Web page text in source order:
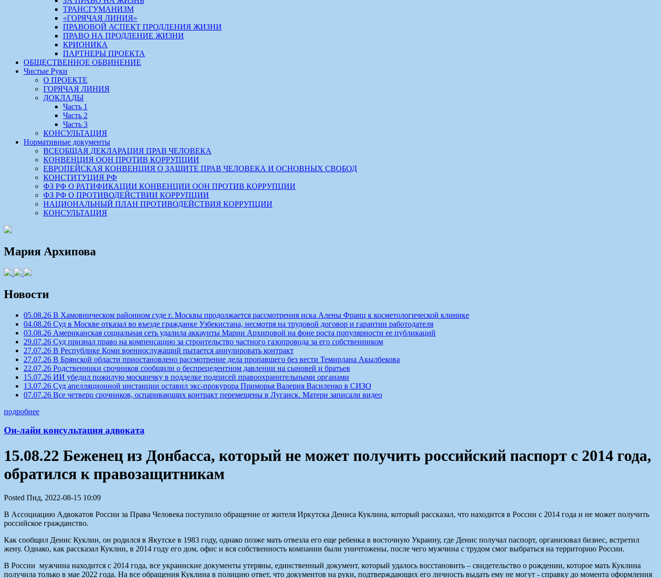
ТРАНСГУМАНИЗМ
«ГОРЯЧАЯ ЛИНИЯ»
ПРАВОВОЙ АСПЕКТ ПРОДЛЕНИЯ ЖИЗНИ
ПРАВО НА ПРОДЛЕНИЕ ЖИЗНИ
КРИОНИКА
ПАРТНЕРЫ ПРОЕКТА
ОБЩЕСТВЕННОЕ ОБВИНЕНИЕ
Чистые Руки
О ПРОЕКТЕ
ГОРЯЧАЯ ЛИНИЯ
ДОКЛАДЫ
Часть 1
Часть 2
Часть 3
КОНСУЛЬТАЦИЯ
Нормативные документы
ВСЕОБЩАЯ ДЕКЛАРАЦИЯ ПРАВ ЧЕЛОВЕКА
КОНВЕНЦИЯ ООН ПРОТИВ КОРРУПЦИИ
ЕВРОПЕЙСКАЯ КОНВЕНЦИЯ О ЗАЩИТЕ ПРАВ ЧЕЛОВЕКА И ОСНОВНЫХ СВОБОД
КОНСТИТУЦИЯ РФ
ФЗ РФ О РАТИФИКАЦИИ КОНВЕНЦИИ ООН ПРОТИВ КОРРУПЦИИ
ФЗ РФ О ПРОТИВОДЕЙСТВИИ КОРРУПЦИИ
НАЦИОНАЛЬНЫЙ ПЛАН ПРОТИВОДЕЙСТВИЯ КОРРУПЦИИ
КОНСУЛЬТАЦИЯ
Мария Архипова
Новости
05.08.26 В Хамовническом районном суде г. Москвы продолжается рассмотрения иска Алены Франц к косметологической клинике
04.08.26 Суд в Москве отказал во въезде гражданке Узбекистана, несмотря на трудовой договор и гарантии работодателя
03.08.26 Американская социальная сеть удалила аккаунты Марии Архиповой на фоне роста популярности ее публикаций
29.07.26 Суд признал право на компенсацию за строительство частного газопровода за его собственником
27.07.26 В Республике Коми военнослужащий пытается аннулировать контракт
27.07.26 В Брянской области приостановлено рассмотрение дела пропавшего без вести Темирлана Акылбекова
22.07.26 Родственники срочников сообщили о беспрецедентном давлении на сыновей и братьев
15.07.26 ИИ убедил пожилую москвичку в подделке подписей правоохранительными органами
13.07.26 Суд апелляционной инстанции оставил экс-прокурора Приморья Валерия Василенко в СИЗО
07.07.26 Все четверо срочников, оспаривающих контракт перемещены в Луганск. Матери записали видео
подробнее
Он-лайн консультация адвоката
15.08.22 Беженец из Донбасса, который не может получить российский паспорт с 2014 года,
обратился к правозащитникам
Posted Пнд, 2022-08-15 10:09
В Ассоциацию Адвокатов России за Права Человека поступило обращение от жителя Иркутска Дениса Куклина, который рассказал, что находится в России с 2014 года и не может получить
российское гражданство.
Как сообщил Денис Куклин, он родился в Якутске в 1983 году, однако позже мать отвезла его еще ребенка в восточную Украину, где Денис получал паспорт, организовал бизнес, встретил
жену. Однако, как рассказал Куклин, в 2014 году его дом, офис и вся собственность компании были уничтожены, после чего мужчина с трудом смог выбраться на территорию России.
В России мужчина находится с 2014 года, все украинские документы утеряны, единственный документ, который удалось восстановить – свидетельство о рождении, которое мать Куклина
получила только в мае 2022 года. На все обращения Куклина в полицию ответ, что документов на руки, подтверждающих его личность выдать ему не могут - справку до момента оформления